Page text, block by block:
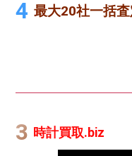
最大20社一括
時計買取.biz